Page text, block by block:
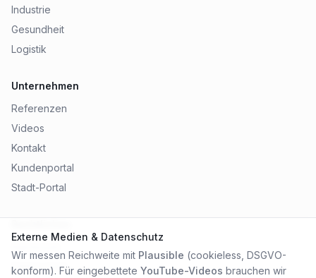
Industrie
Gesundheit
Logistik
Unternehmen
Referenzen
Videos
Kontakt
Kundenportal
Stadt-Portal
Datenschutz
Externe Medien & Datenschutz
Wir messen Reichweite mit Plausible (cookieless, DSGVO-
konform). Für eingebettete YouTube-Videos brauchen wir